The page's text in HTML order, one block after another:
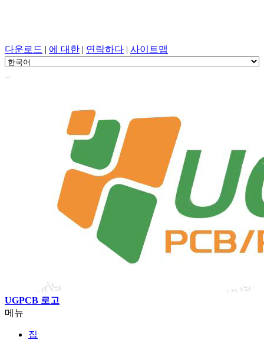
다운로드 | 에 대한 | 연락하다 | 사이트맵
UGPCB 로고
메뉴
집